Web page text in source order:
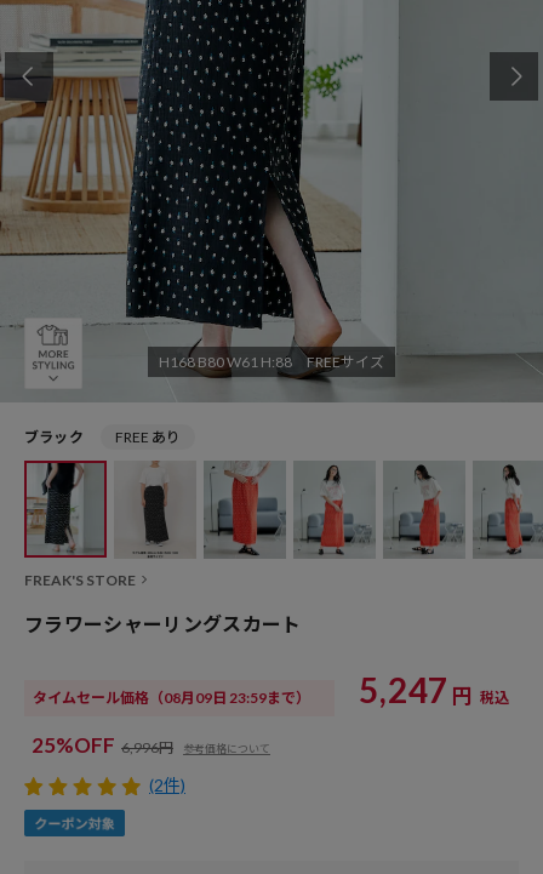
H168 B80 W61 H:88 FREEサイズ
ブラック FREE あり
FREAK'S STORE
フラワーシャーリングスカート
タイムセール価格 （08月09日 23:59まで） 5,247 円 税込
25%OFF 6,996円 参考価格について
(2件)